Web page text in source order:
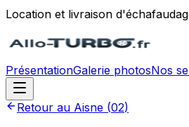
Location et livraison
PrésentationGalerie photosNos
Retour au Aisne (02)